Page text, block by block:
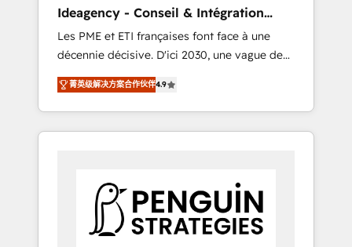
extensibility. When you work with Aptitude 8,
you get a team – not an individual – with
embedded consulting, strategy,
development, and project management. We
have 100% US-based, FTE team members.
We offer project-based and managed
services engagements that include new
extensibility, custom development, and
ongoing RevOps support.
Ideagency - Conseil & Intégration
HubSpot
Les PME et ETI françaises font face à une
décennie décisive. D'ici 2030, une vague de
consolidation va recomposer le marché.
Seules survivront les entreprises qui auront
réussi leur transformation. Le problème ?
58% des dirigeants savent que l'IA est vitale
leurs données. C'est le paradoxe français :
conscience totale, action nulle. La solution
s'appelle l'Entreprise Augmentée. Ce n'est pas
菁英级解决方案合作伙伴4.9